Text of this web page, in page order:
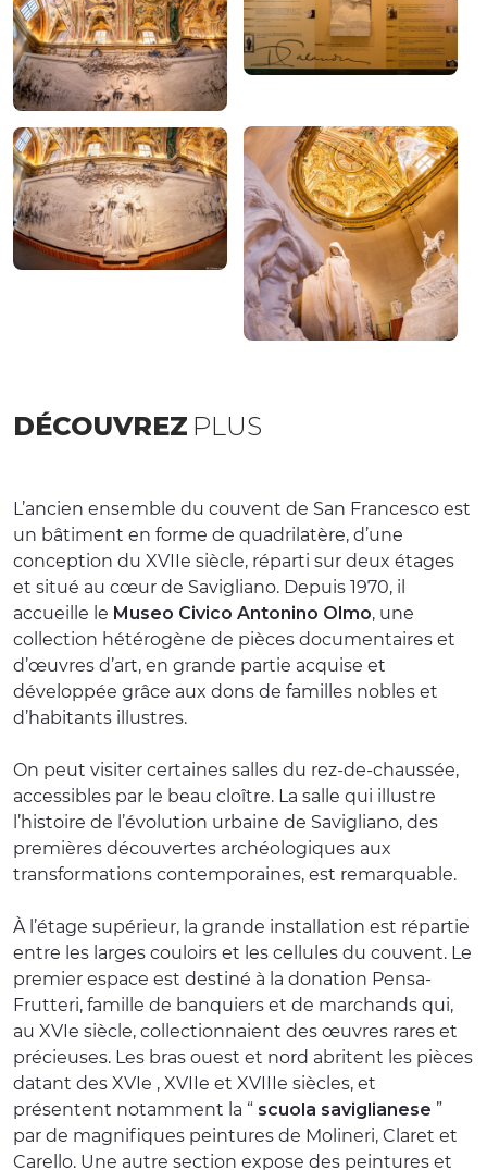
DÉCOUVREZ PLUS
L’ancien ensemble du couvent de San Francesco est
un bâtiment en forme de quadrilatère, d’une
conception du XVIIe siècle, réparti sur deux étages
et situé au cœur de Savigliano. Depuis 1970, il
accueille le Museo Civico Antonino Olmo, une
collection hétérogène de pièces documentaires et
d’œuvres d’art, en grande partie acquise et
développée grâce aux dons de familles nobles et
d’habitants illustres.
On peut visiter certaines salles du rez-de-chaussée,
accessibles par le beau cloître. La salle qui illustre
l’histoire de l’évolution urbaine de Savigliano, des
premières découvertes archéologiques aux
transformations contemporaines, est remarquable.
À l’étage supérieur, la grande installation est répartie
entre les larges couloirs et les cellules du couvent. Le
premier espace est destiné à la donation Pensa-
Frutteri, famille de banquiers et de marchands qui,
au XVIe siècle, collectionnaient des œuvres rares et
précieuses. Les bras ouest et nord abritent les pièces
datant des XVIe , XVIIe et XVIIIe siècles, et
présentent notamment la “ scuola saviglianese ”
par de magnifiques peintures de Molineri, Claret et
Carello. Une autre section expose des peintures et